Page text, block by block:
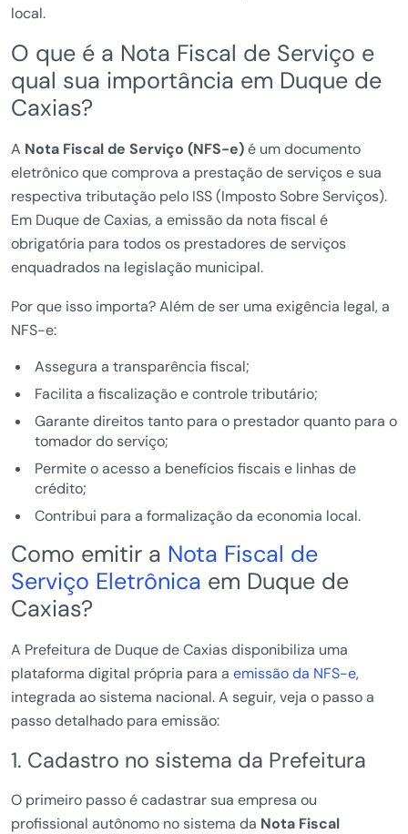
local.
O que é a Nota Fiscal de Serviço e
qual sua importância em Duque de
Caxias?
A Nota Fiscal de Serviço (NFS-e)é um documento
eletrônico que comprova a prestação de serviços e sua
respectiva tributação pelo ISS (Imposto Sobre Serviços).
Em Duque de Caxias, a emissão da nota fiscal é
obrigatória para todos os prestadores de serviços
enquadrados na legislação municipal.
Por que isso importa? Além de ser uma exigência legal, a
NFS-e:
Assegura a transparência fiscal;
Facilita a fiscalização e controle tributário;
Garante direitos tanto para o prestador quanto para o
tomador do serviço;
Permite o acesso a benefícios fiscais e linhas de
crédito;
Contribui para a formalização da economia local.
Como emitir a Nota Fiscal de
Serviço Eletrônica em Duque de
Caxias?
A Prefeitura de Duque de Caxias disponibiliza uma
plataforma digital própria para a emissão da NFS-e,
integrada ao sistema nacional. A seguir, veja o passo a
passo detalhado para emissão:
1. Cadastro no sistema da Prefeitura
O primeiro passo é cadastrar sua empresa ou
profissional autônomo no sistema da Nota Fiscal